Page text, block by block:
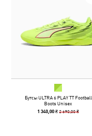
Бутсы ULTRA 6 PLAY TT Football
Boots Unisex
1 340,00 ₴2 690,00 ₴